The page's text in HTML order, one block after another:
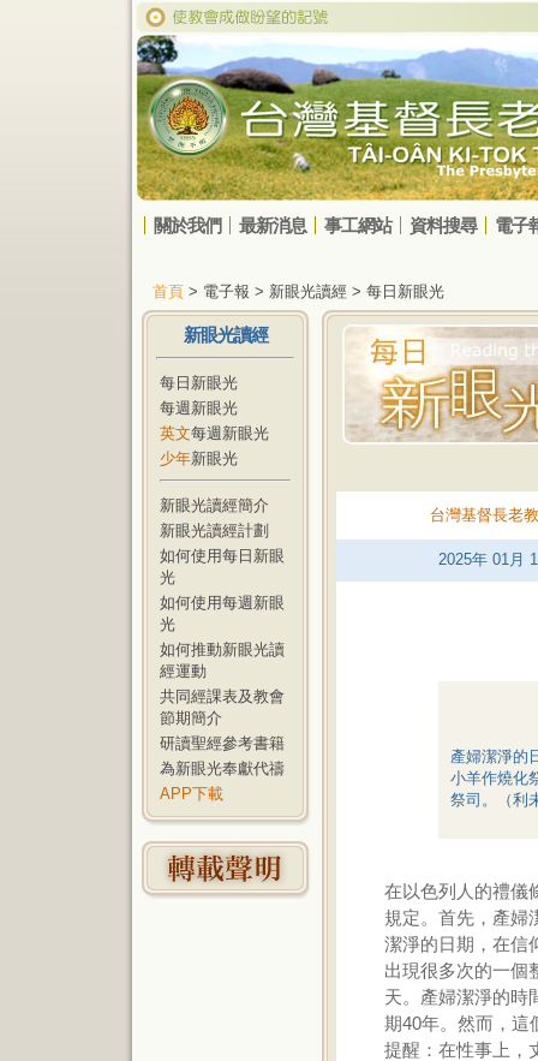
關於我們 最新消息 事工網站 資料搜尋 電子
首頁 > 電子報 > 新眼光讀經 > 每日新眼光
新眼光讀經
每日新眼光
每週新眼光
英文每週新眼光
少年新眼光
新眼光讀經簡介
新眼光讀經計劃
如何使用每日新眼
光
如何使用每週新眼
光
如何推動新眼光讀
經運動
共同經課表及教會
節期簡介
研讀聖經參考書籍
為新眼光奉獻代禱
APP下載
台灣基督長老
2025年 01月
產婦潔淨的
小羊作燒化
祭司。（利
在以色列人的禮儀
規定。首先，產婦
潔淨的日期，在信
出現很多次的一個
天。產婦潔淨的時
期40年。然而，這
提醒：在性事上，